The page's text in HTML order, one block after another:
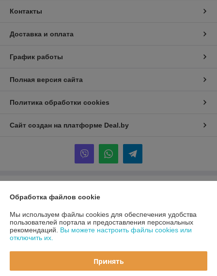
Контакты
Доставка и оплата
График работы
Полная версия сайта
Политика обработки cookies
Сайт создан на платформе Deal.by
ул. Сухаревская, ДОМ 16, пом. 16, 220019
Регистрационный номер ЕГР: 192849314
Регистрационный орган: Минский горисполком
Обработка файлов cookie
Мы используем файлы cookies для обеспечения удобства
пользователей портала и предоставления персональных
рекомендаций. Вы можете настроить файлы cookies или
отключить их.
Принять